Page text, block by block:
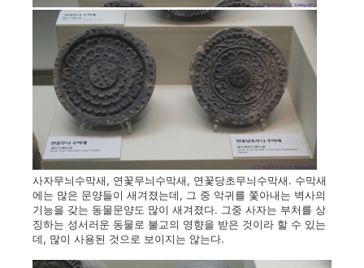
사자무늬수막새, 연꽃무늬수막새, 연꽃당초무늬수막새. 수막새
에는 많은 문양들이 새겨졌는데, 그 중 악귀를 쫓아내는 벽사의
기능을 갖는 동물문양도 많이 새겨졌다. 그중 사자는 부처를 상
징하는 성서러운 동물로 불교의 영향을 받은 것이라 할 수 있는
데, 많이 사용된 것으로 보이지는 않는다.